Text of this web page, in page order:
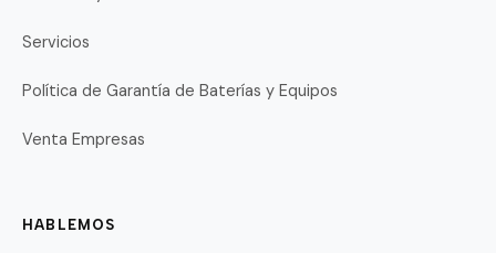
Servicios
Política de Garantía de Baterías y Equipos
Venta Empresas
HABLEMOS